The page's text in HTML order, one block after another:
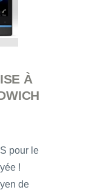
À
pour le
!
de